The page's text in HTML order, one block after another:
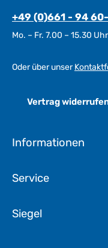
+49 (0)661 - 94
Mo. – Fr. 7.00 – 15.30 Uhr
Oder über unser
Vertrag
Informationen
Service
Siegel